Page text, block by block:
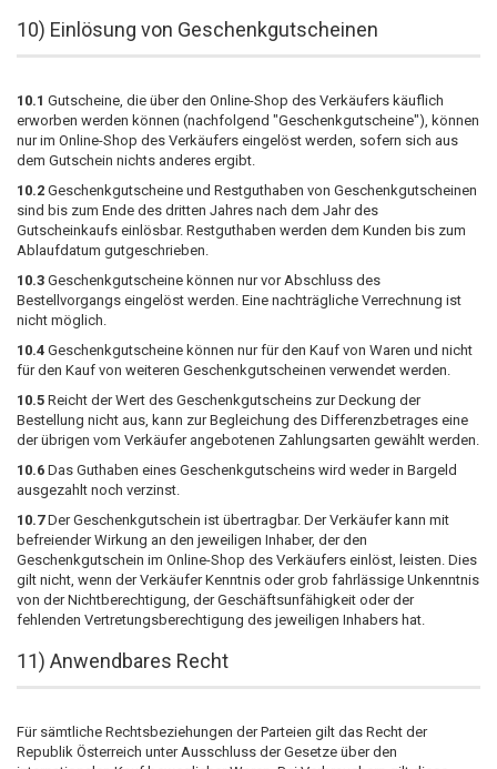
10) Einlösung von Geschenkgutscheinen
10.1 Gutscheine, die über den Online-Shop des Verkäufers käuflich
erworben werden können (nachfolgend "Geschenkgutscheine"), können
nur im Online-Shop des Verkäufers eingelöst werden, sofern sich aus
dem Gutschein nichts anderes ergibt.
10.2 Geschenkgutscheine und Restguthaben von Geschenkgutscheinen
sind bis zum Ende des dritten Jahres nach dem Jahr des
Gutscheinkaufs einlösbar. Restguthaben werden dem Kunden bis zum
Ablaufdatum gutgeschrieben.
10.3 Geschenkgutscheine können nur vor Abschluss des
Bestellvorgangs eingelöst werden. Eine nachträgliche Verrechnung ist
nicht möglich.
10.4 Geschenkgutscheine können nur für den Kauf von Waren und nicht
für den Kauf von weiteren Geschenkgutscheinen verwendet werden.
10.5 Reicht der Wert des Geschenkgutscheins zur Deckung der
Bestellung nicht aus, kann zur Begleichung des Differenzbetrages eine
der übrigen vom Verkäufer angebotenen Zahlungsarten gewählt werden.
10.6 Das Guthaben eines Geschenkgutscheins wird weder in Bargeld
ausgezahlt noch verzinst.
10.7Der Geschenkgutschein ist übertragbar. Der Verkäufer kann mit
befreiender Wirkung an den jeweiligen Inhaber, der den
Geschenkgutschein im Online-Shop des Verkäufers einlöst, leisten. Dies
gilt nicht, wenn der Verkäufer Kenntnis oder grob fahrlässige Unkenntnis
von der Nichtberechtigung, der Geschäftsunfähigkeit oder der
fehlenden Vertretungsberechtigung des jeweiligen Inhabers hat.
11) Anwendbares Recht
Für sämtliche Rechtsbeziehungen der Parteien gilt das Recht der
Republik Österreich unter Ausschluss der Gesetze über den